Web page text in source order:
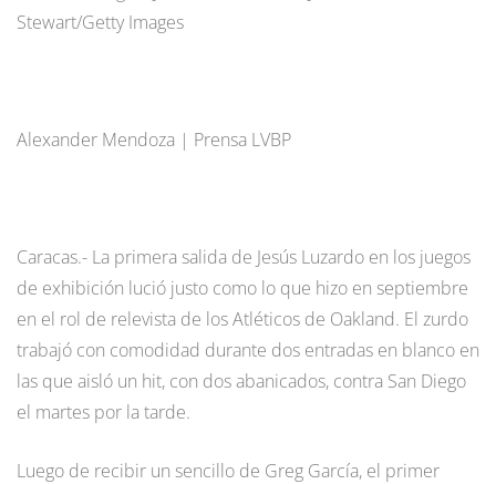
Stewart/Getty Images
Alexander Mendoza | Prensa LVBP
Caracas.- La primera salida de Jesús Luzardo en los juegos
de exhibición lució justo como lo que hizo en septiembre
en el rol de relevista de los Atléticos de Oakland. El zurdo
trabajó con comodidad durante dos entradas en blanco en
las que aisló un hit, con dos abanicados, contra San Diego
el martes por la tarde.
Luego de recibir un sencillo de Greg García, el primer